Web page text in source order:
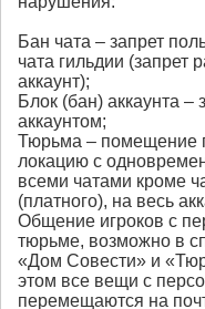
Бан чата – запрет
чата гильдии (запрет
аккаунт);
Блок (бан) аккаунта –
аккаунтом;
Тюрьма – помещение
локацию с
всеми чатами кроме
(платного), на весь
Общение игроков с
тюрьме, возможно в
«Дом Совести» и
этом все вещи с
перемещаются на